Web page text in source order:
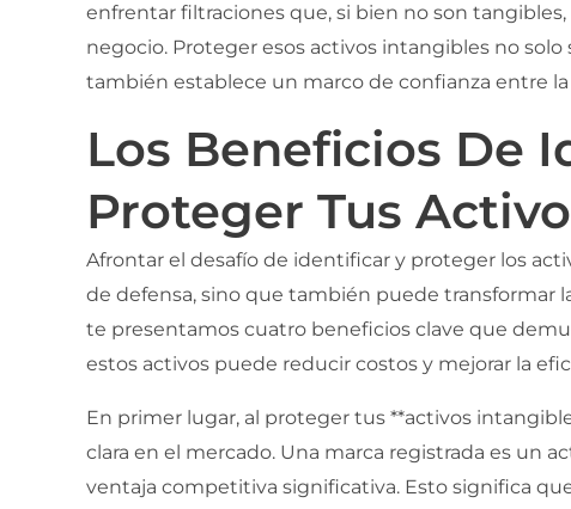
enfrentar filtraciones que, si bien no son
negocio. Proteger esos activos intangibles no
también establece un marco de confianza entre
Los Beneficios De
Proteger Tus
Afrontar el desafío de identificar y proteger los
de defensa, sino que también puede transformar
te presentamos cuatro beneficios clave que
estos activos puede reducir costos y mejorar la
En primer lugar, al proteger tus **activos
clara en el mercado. Una marca registrada es un
ventaja competitiva significativa. Esto significa